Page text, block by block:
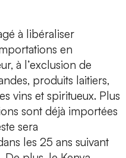
à libéraliser
en
à l’exclusion de
produits laitiers,
vins et spiritueux. Plus
sont déjà importées
sera
les 25 ans suivant